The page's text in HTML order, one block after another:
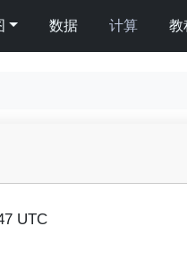
数据 计算 教
UTC